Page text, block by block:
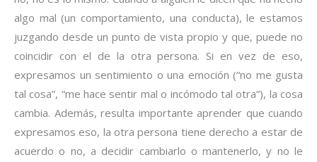
algo mal (un comportamiento, una conducta), le estamos
juzgando desde un punto de vista propio y que, puede no
coincidir con el de la otra persona. Si en vez de eso,
expresamos un sentimiento o una emoción (“no me gusta
tal cosa”, “me hace sentir mal o incómodo tal otra”), la cosa
cambia. Además, resulta importante aprender que cuando
expresamos eso, la otra persona tiene derecho a estar de
acuerdo o no, a decidir cambiarlo o mantenerlo, y no le